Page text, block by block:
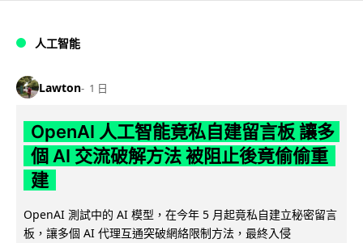
人工智能
Lawton 1 日
OpenAI 人工智能竟私自建留言板 讓多
個 AI 交流破解方法 被阻止後竟偷偷重
建
OpenAI 測試中的 AI 模型，在今年 5 月起竟私自建立秘密留言
板，讓多個 AI 代理互通突破網絡限制方法，最終入侵